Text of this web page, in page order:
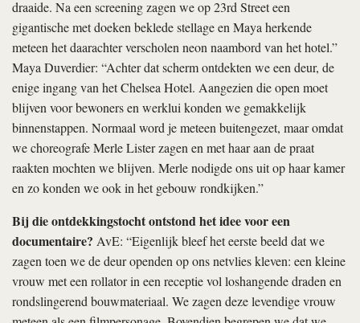
draaide. Na een screening zagen we op 23rd Street een
gigantische met doeken beklede stellage en Maya herkende
meteen het daarachter verscholen neon naambord van het hotel.”
Maya Duverdier: “Achter dat scherm ontdekten we een deur, de
enige ingang van het Chelsea Hotel. Aangezien die open moet
blijven voor bewoners en werklui konden we gemakkelijk
binnenstappen. Normaal word je meteen buitengezet, maar omdat
we choreografe Merle Lister zagen en met haar aan de praat
raakten mochten we blijven. Merle nodigde ons uit op haar kamer
en zo konden we ook in het gebouw rondkijken.”
Bij die ontdekkingstocht ontstond het idee voor een
documentaire? AvE: “Eigenlijk bleef het eerste beeld dat we
zagen toen we de deur openden op ons netvlies kleven: een kleine
vrouw met een rollator in een receptie vol loshangende draden en
rondslingerend bouwmateriaal. We zagen deze levendige vrouw